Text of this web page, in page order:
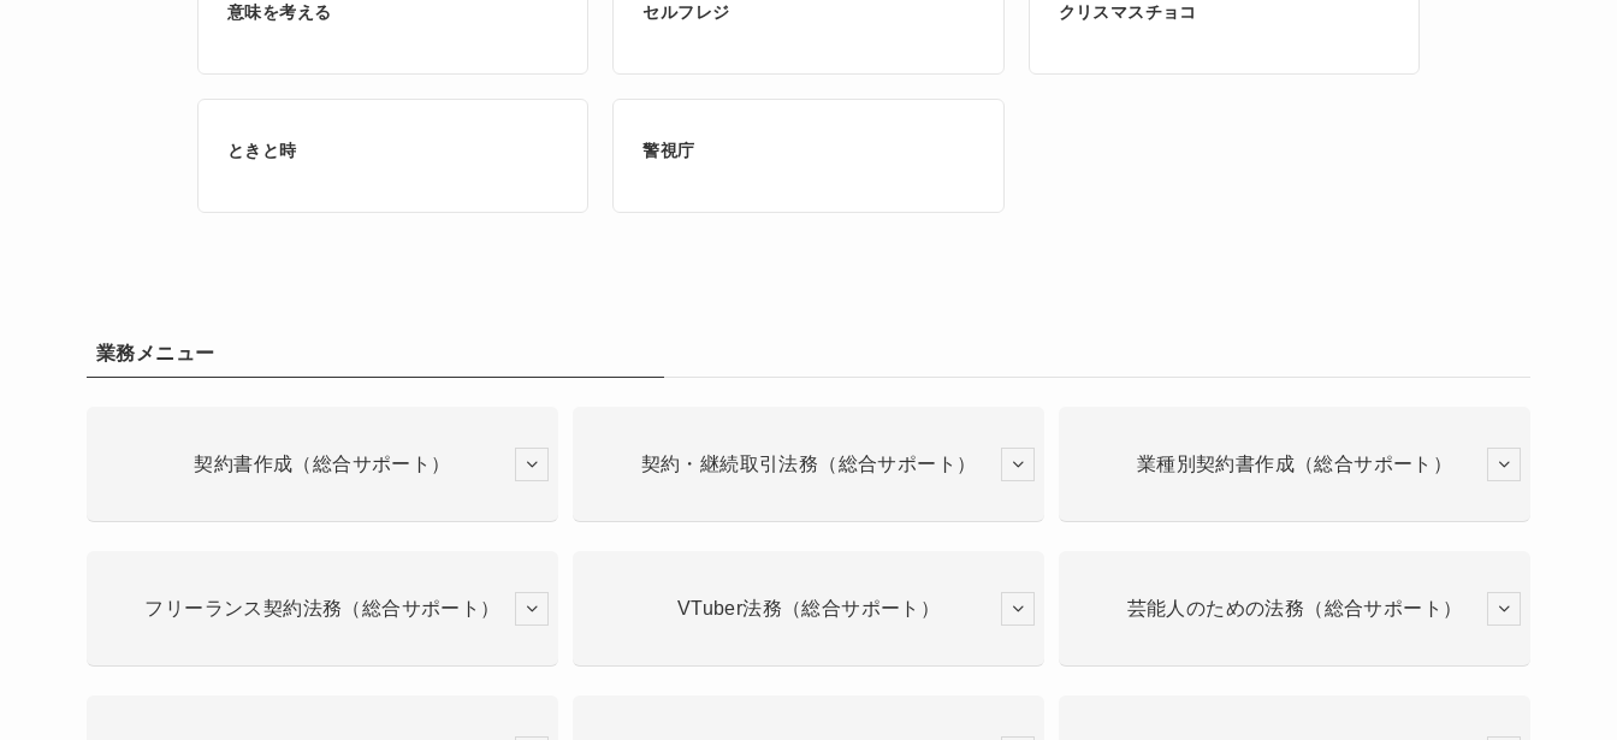
意味を考える セルフレジ クリスマスチョコ
ときと時 警視庁
業務メニュー
契約書作成（総合サポート） 契約・継続取引法務（総合サポート） 業種別契約書作成（総合サポート）
フリーランス契約法務（総合サポート） VTuber法務（総合サポート） 芸能人のための法務（総合サポート）